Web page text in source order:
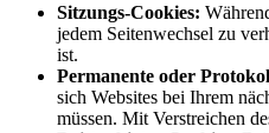
Sitzungs-Cookies:
jedem Seitenwechsel zu
ist.
Permanente oder
sich Websites bei Ihrem
müssen. Mit Verstreichen